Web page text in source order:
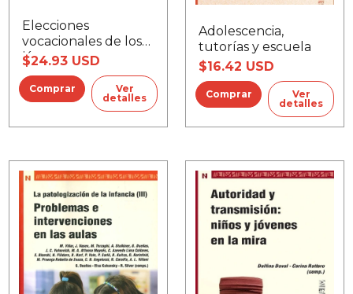
Elecciones
vocacionales de los
jóvenes
escolarizados, Las
$24.93 USD
Ver
detalles
Adolescencia,
tutorías y escuela
$16.42 USD
Ver
detalles